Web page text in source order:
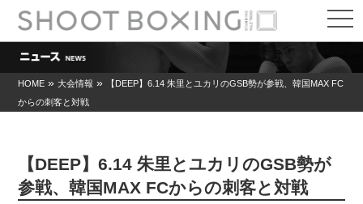
t
o
g
l
e
o
HOME »大会情報 »
【DEEP】6.14 朱里とユカリのGSB勢が参戦、韓国MAX FC
からの刺客と対戦
【DEEP】6.14 朱里とユカリのGSB勢が
参戦、韓国MAX FCからの刺客と対戦